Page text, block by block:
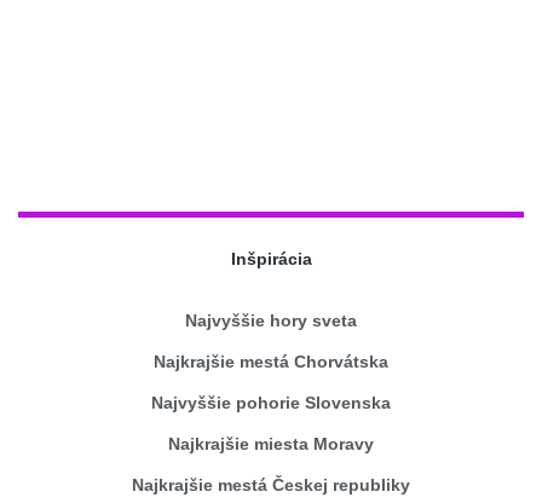
Inšpirácia
Najvyššie hory sveta
Najkrajšie mestá Chorvátska
Najvyššie pohorie Slovenska
Najkrajšie miesta Moravy
Najkrajšie mestá Českej republiky